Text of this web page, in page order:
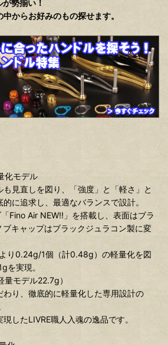
勢揃い！
からお好みのもの探せます。
化モデル
見直しを図り、「強度」と「軽さ」と
に追求し、最適なバランスで設計。
Fino Air NEW!!」を搭載し、表面はブラ
ブキャップはブラックジュラコン製に変
り0.24g/1個（計0.48g）の軽量化を図
を実現。
量モデル22.7g）
わり、徹底的に軽量化した専用設計の
したLIVRE職人入魂の逸品です。